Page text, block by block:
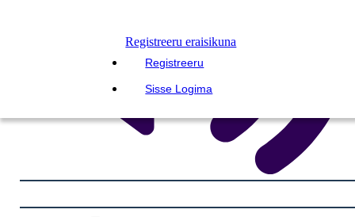
Registreeru eraisikuna
Registreeru
Sisse Logima